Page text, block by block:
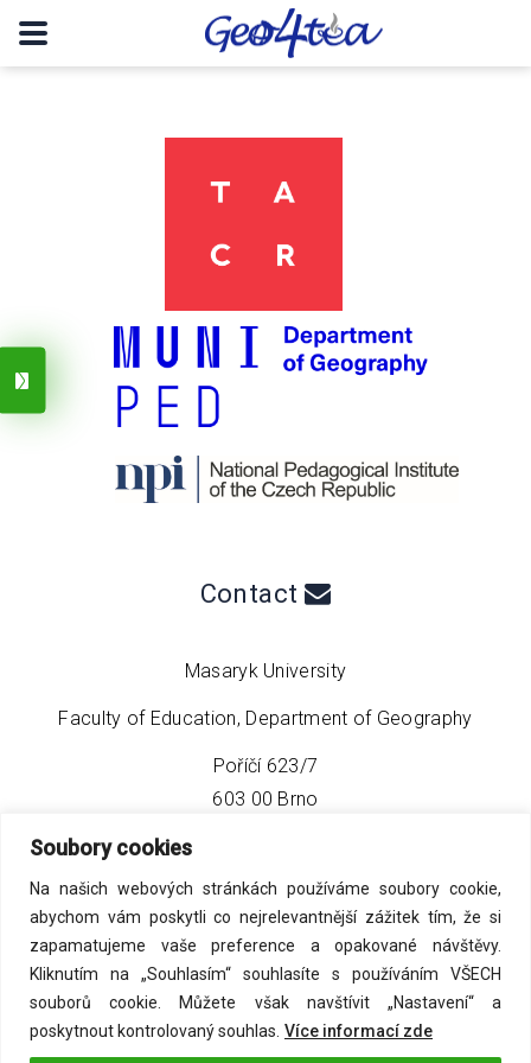
Soubory cookies
Na našich webových stránkách používáme soubory cookie,
abychom vám poskytli co nejrelevantnější zážitek tím, že si
zapamatujeme vaše preference a opakované návštěvy.
Kliknutím na „Souhlasím“ souhlasíte s používáním VŠECH
souborů cookie. Můžete však navštívit „Nastavení“ a
poskytnout kontrolovaný souhlas. Více informací zde
Contact
Masaryk University
Faculty of Education, Department of Geography
Poříčí 623/7
603 00 Brno
phone:
email:info@geo4tea.com